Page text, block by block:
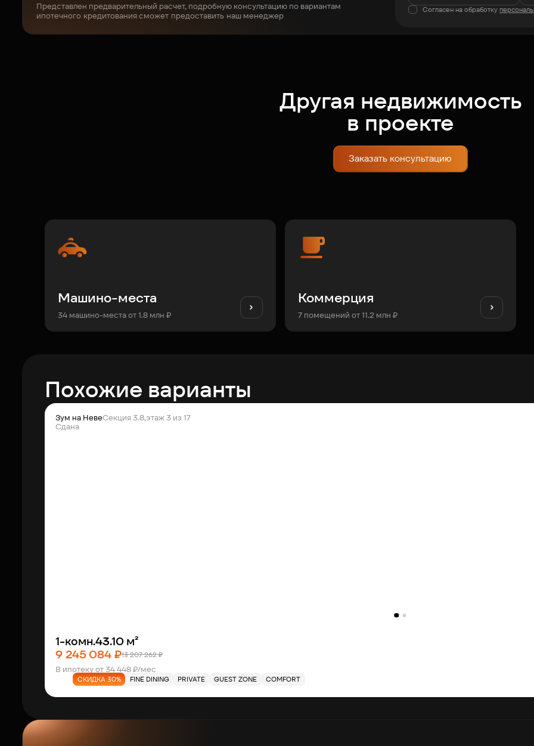
Представлен предварительный расчет, подробную консультацию по вариантам
ипотечного кредитования сможет предоставить наш менеджер
Согласен на обработку
Другая недвижимость
в проекте
Заказать консультацию
Машино-места
34 машино-места от 1.8 млн ₽
Коммерция
7 помещений от 11.2 млн ₽
Похожие варианты
Зум на НевеСекция 3.8,этаж 3 из 17
Сдана
1-комн.43.10 м²
9 245 084 ₽13 207 262 ₽
В ипотеку от 34 448 ₽/мес
СКИДКА 30% FINE DINING PRIVATE GUEST ZONE COMFORT